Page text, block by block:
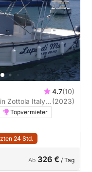
4.7(10)
(2023)
Topvermieter
24 Std.
Ab 326 € / Tag